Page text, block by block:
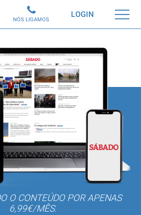
LOGIN
NÓS LIGAMOS
O CONTEÚDO POR APENAS
6,99€/MÊS.